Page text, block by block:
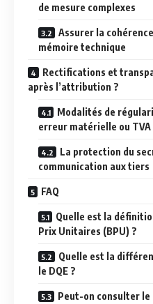
de mesure complexes
Assurer la
mémoire technique
Rectifications et
après l’attribution ?
Modalités de
erreur matérielle ou TVA
La protection du
communication aux tiers
FAQ
Quelle est la
Prix Unitaires (BPU) ?
Quelle est la
le DQE ?
Peut-on consulter le